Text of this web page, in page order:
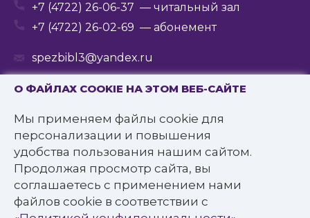
О ФАЙЛАХ COOKIE НА ЭТОМ ВЕБ-САЙТЕ
Мы применяем файлы cookie для
персонализации и повышения
удобства пользования нашим сайтом.
Продолжая просмотр сайта, вы
соглашаетесь с применением нами
файлов cookie в соответствии с
+7 (4722) 26-06-37 — читальный зал
+7 (4722) 26-02-69 — абонемент
spezbibl3@yandex.ru
© 2016—2022 Государственное бюджетное
учреждение культуры
«Белгородская государственная специальная
библиотека для слепых им. В.Я. Ерошенко».
Все права защищены.
Политика конфиденциальности